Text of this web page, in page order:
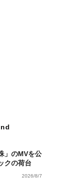
」のMVを公
クの荷台
2026/8/7